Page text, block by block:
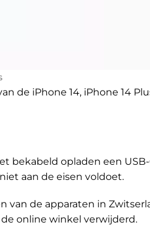
de iPhone 14, iPhone 14
bekabeld opladen een
aan de eisen voldoet.
de apparaten in
online winkel verwijderd.